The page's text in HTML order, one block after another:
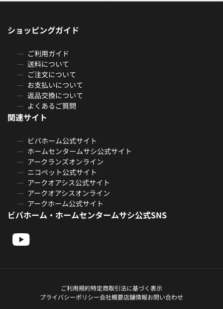
ショッピングガイド
ご利用ガイド
送料について
ご注文について
お支払いについて
返品交換について
よくあるご質問
関連サイト
ビバホーム公式サイト
ホームセンタームサシ公式サイト
アークランズオンライン
ニコペット公式サイト
アークオアシス公式サイト
アークオアシスオンライン
アークホーム公式サイト
ビバホーム・ホームセンタームサシ公式SNS
ご利用規約特定商取引法に基づく表示
プライバシーポリシー会社概要店舗情報お問い合わせ